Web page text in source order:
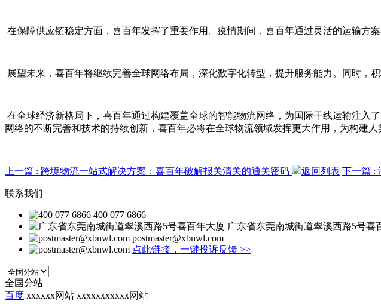
在保障供应链稳定方面，喜百年发挥了重要作用。疫情期间，喜百年通过灵活的运输方
展望未来，喜百年将继续完善全球网络布局，深化数字化转型，提升服务能力。同时，
在全球经济新格局下，喜百年通过构建覆盖全球的智能物流网络，为国际干线运输注
网络的不断完善和技术的持续创新，喜百年必将在全球物流领域发挥更大作用，为构建人
上一篇 : 跨境物流一站式解决方案：喜百年破解报关清关的通关密码 返回列表 下一篇 :
联系我们
400 077 6866
广东省东莞南城街道翠溪西路5号喜
postmaster@xbnwl.com
点此链接，一键投诉反馈 >>
全国分站
百度 xxxxxx网站 xxxxxxxxxxx网站